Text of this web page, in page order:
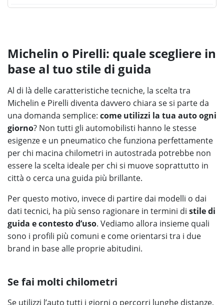
Michelin o Pirelli: quale scegliere in
base al tuo stile di guida
Al di là delle caratteristiche tecniche, la scelta tra
Michelin e Pirelli diventa davvero chiara se si parte da
una domanda semplice: come utilizzi la tua auto ogni
giorno? Non tutti gli automobilisti hanno le stesse
esigenze e un pneumatico che funziona perfettamente
per chi macina chilometri in autostrada potrebbe non
essere la scelta ideale per chi si muove soprattutto in
città o cerca una guida più brillante.
Per questo motivo, invece di partire dai modelli o dai
dati tecnici, ha più senso ragionare in termini di stile di
guida e contesto d’uso. Vediamo allora insieme quali
sono i profili più comuni e come orientarsi tra i due
brand in base alle proprie abitudini.
Se fai molti chilometri
Se utilizzi l’auto tutti i giorni o percorri lunghe distanze,